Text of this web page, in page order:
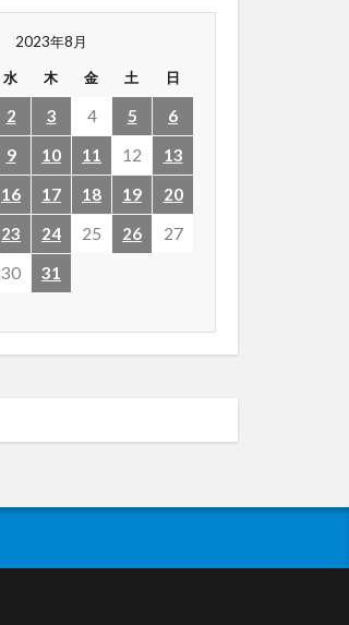
2023年8月
水 木 金 土 日
2 3 4 5
6
9 10 11 12
13
16 17 18 19
20
23 24 25 26
27
30
31